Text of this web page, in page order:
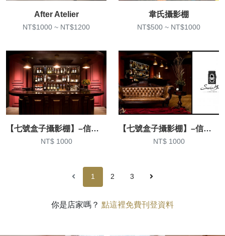
After Atelier
NT$1000 ~ NT$1200
韋氏攝影棚
NT$500 ~ NT$1000
【七號盒子攝影棚】–信義棚
NT$ 1000
【七號盒子攝影棚】–信義棚
NT$ 1000
1 2 3
你是店家嗎？ 點這裡免費刊登資料